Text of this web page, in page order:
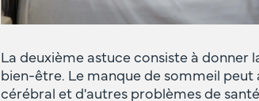
La deuxième astuce consiste à donner
bien-être. Le manque de sommeil
cérébral et d'autres problèmes de